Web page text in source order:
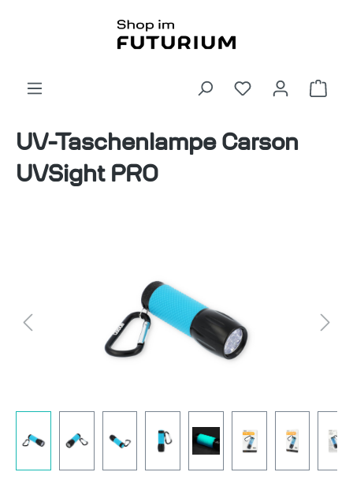
UV-Taschenlampe Carson
UVSight PRO